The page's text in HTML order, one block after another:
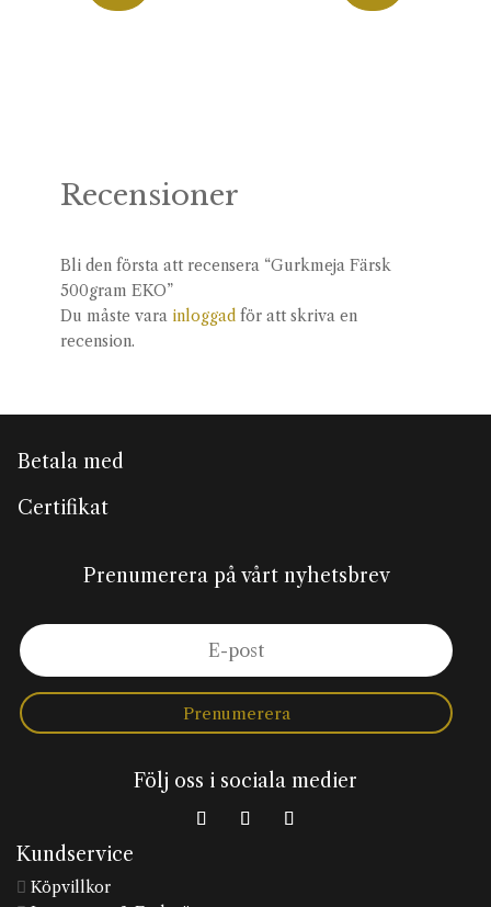
Recensioner
Bli den första att recensera “Gurkmeja Färsk
500gram EKO”
Du måste vara inloggadför att skriva en
recension.
Betala med
Certifikat
Prenumerera på vårt nyhetsbrev
Prenumerera
Följ oss i sociala medier
Kundservice
 Köpvillkor